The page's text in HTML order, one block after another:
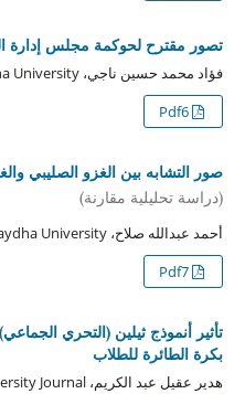
تصور مقترح لحوكمة مجلس إدارة
فؤاد محمد حسين ناجي، Albaydha University جامعة البيضاء
Pdf6
صور التشابه بين الغزو الصليبي
(دراسة تحليلية مقارنة)
أحمد عبدالله صلاح، Albaydha University جامعة البيضاء
Pdf7
تأثير أنموذج ثيلين (التحري
بكرة الطائرة للطلاب
هدير عقيل عبد الكريم، Albaydha University Journal